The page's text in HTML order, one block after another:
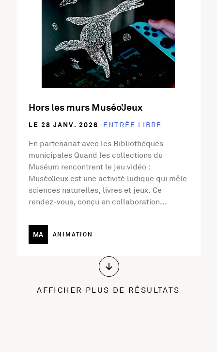
Hors les murs Muséo’Jeux
LE 28 JANV. 2026 ENTRÉE LIBRE
En partenariat avec les Bibliothèques
municipales Quand les collections du
Muséum rencontrent le jeu vidéo :
Muséo’Jeux est une activité ludique qui mêle
sciences naturelles, livres et jeux. Ce
rendez-vous, conçu en collaboration...
MA ANIMATION
AFFICHER PLUS DE RÉSULTATS